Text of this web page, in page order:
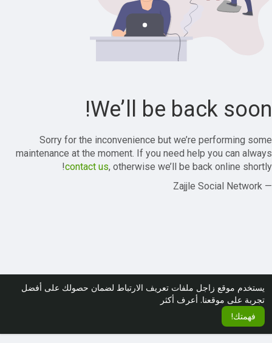
يستخدم موقع زاجل ملفات تعريف الارتباط لضمان حصولك على أفضل
تجربة على موقعنا. أعرف أكثر
فهمتك!
We’ll be back soon!
Sorry for the inconvenience but we’re performing some
maintenance at the moment. If you need help you can always
contact us, otherwise we’ll be back online shortly!
— Zajjle Social Network